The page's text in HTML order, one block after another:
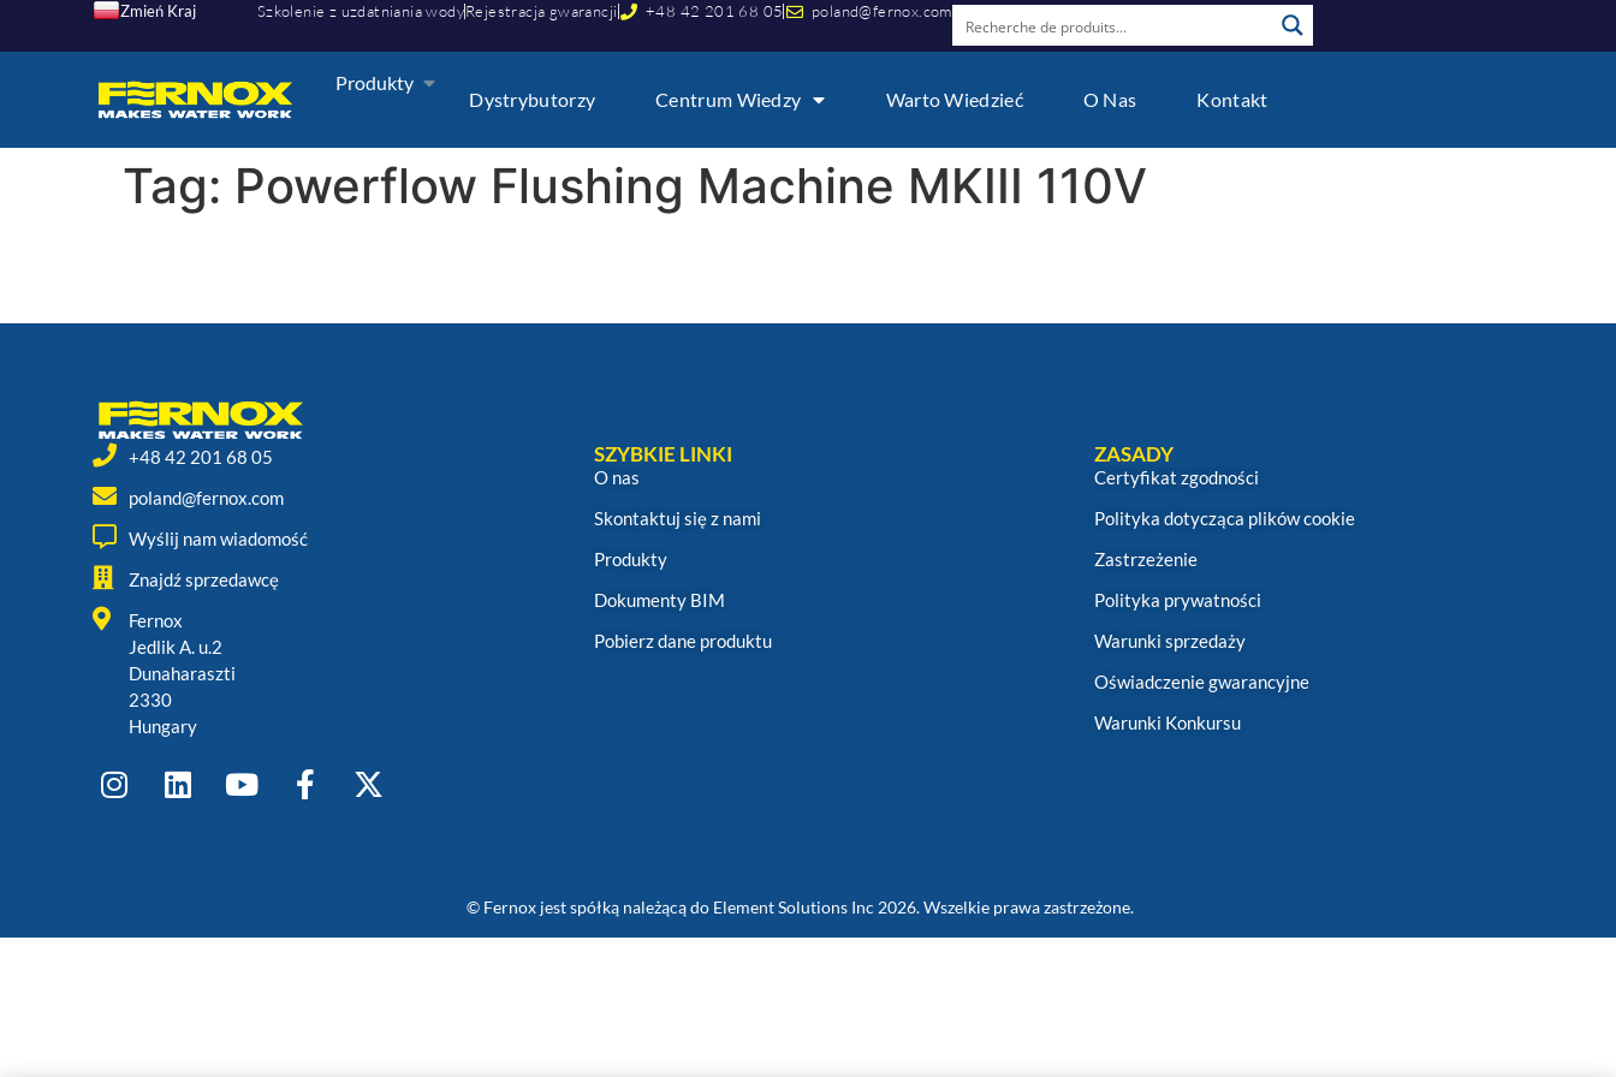
Zmień Kraj Szkolenie z uzdatniania wodyRejestracja gwarancji +48 42 201 68 05 poland@fernox.com
Produkty
Dystrybutorzy Centrum Wiedzy Warto Wiedzieć O Nas Kontakt
Tag: Powerflow Flushing Machine MKIII 110V
+48 42 201 68 05
poland@fernox.com
Wyślij nam wiadomość
Znajdź sprzedawcę
Fernox
Jedlik A. u.2
Dunaharaszti
2330
Hungary
SZYBKIE LINKI
O nas
Skontaktuj się z nami
Produkty
Dokumenty BIM
Pobierz dane produktu
ZASADY
Certyfikat zgodności
Polityka dotycząca plików cookie
Zastrzeżenie
Polityka prywatności
Warunki sprzedaży
Oświadczenie gwarancyjne
Warunki Konkursu
© Fernox jest spółką należącą do Element Solutions Inc 2026. Wszelkie prawa zastrzeżone.